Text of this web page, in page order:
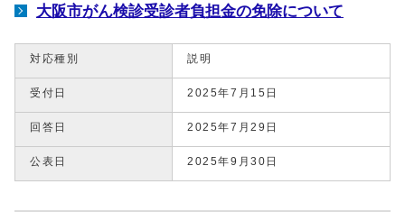
大阪市がん検診受診者負担金の免除について
対応種別 説明
受付日 2025年7月15日
回答日 2025年7月29日
公表日 2025年9月30日